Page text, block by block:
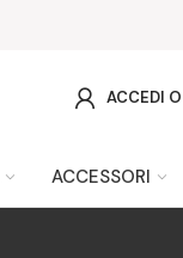
ACCEDI
ACCESSORI